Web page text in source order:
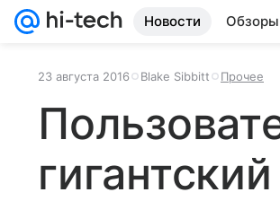
Новости Обзоры
23 августа 2016 Blake Sibbitt Прочее